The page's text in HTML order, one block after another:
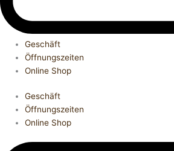
Geschäft
Öffnungszeiten
Online Shop
Geschäft
Öffnungszeiten
Online Shop